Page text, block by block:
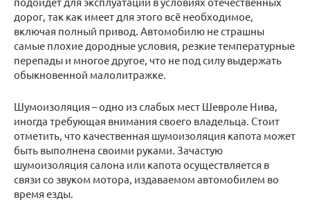
дорог, так как имеет для этого всё необходимое,
включая полный привод. Автомобилю не страшны
самые плохие дородные условия, резкие температурные
перепады и многое другое, что не под силу выдержать
обыкновенной малолитражке.
Шумоизоляция – одно из слабых мест Шевроле Нива,
иногда требующая внимания своего владельца. Стоит
отметить, что качественная шумоизоляция капота может
быть выполнена своими руками. Зачастую
шумоизоляция салона или капота осуществляется в
связи со звуком мотора, издаваемом автомобилем во
время езды.